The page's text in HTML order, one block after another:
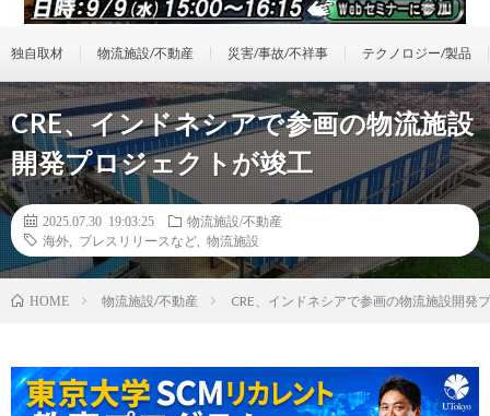
独自取材 物流施設/不動産 災害/事故/不祥事 テクノロジー/製品
CRE、インドネシアで参画の物流施設
開発プロジェクトが竣工
2025.07.30 19:03:25
物流施設/不動産
海外
プレスリリースなど 物流施設
HOME 物流施設/不動産 CRE、インドネシアで参画の物流施設開発